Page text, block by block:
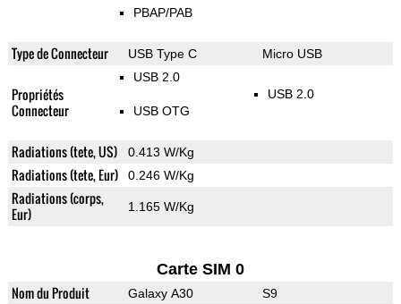
PBAP/PAB
Type de Connecteur USB Type C Micro USB
Propriétés
Connecteur
USB 2.0
USB OTG
USB 2.0
Radiations (tete, US) 0.413 W/Kg
Radiations (tete, Eur) 0.246 W/Kg
Radiations (corps,
Eur)
1.165 W/Kg
Carte SIM 0
Nom du Produit Galaxy A30 S9